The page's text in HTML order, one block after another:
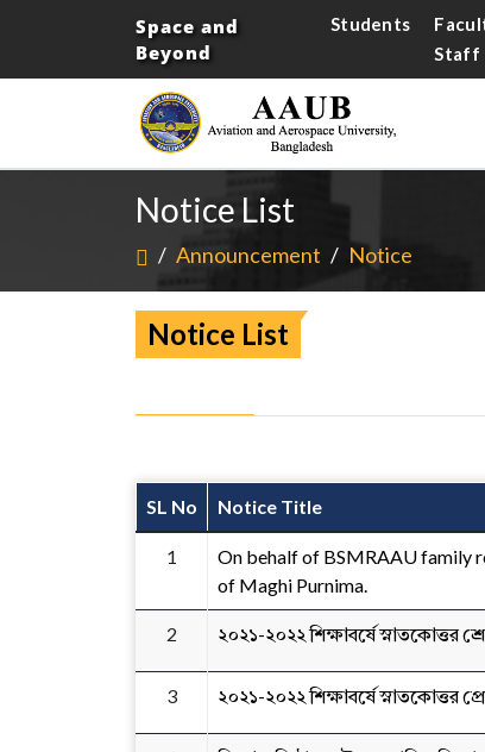
Space and
Beyond
Students
Staff
Notice List
/ Announcement / Notice
Notice List
SL No Notice Title
1
On behalf of BSMRAAU family
of Maghi Purnima.
2 ২০২১-২০২২ শিক্ষাবর্ষে স্নাতকোত্তর
3 ২০২১-২০২২ শিক্ষাবর্ষে স্নাতকোত্তর